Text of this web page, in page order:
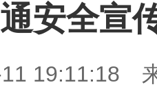
通安全宣
19:11:18